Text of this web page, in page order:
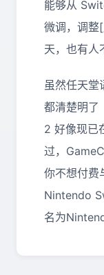
能够从
微调，调整
天，也有人
虽然任天堂
都清楚明了
2 好像现已
过，
你不想付费
Nintendo
名为